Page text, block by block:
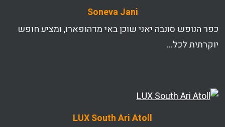
Soneva Jani
כפר הנופש סונבה יאני שוכן באי מדהופארו, ומציע חופש
יוקרתית לכל…
LUX South Ari Atoll